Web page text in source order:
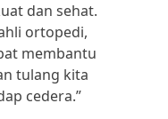
dan sehat.
ortopedi,
membantu
tulang kita
cedera.”